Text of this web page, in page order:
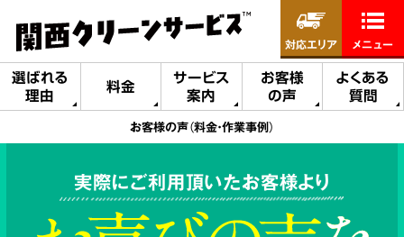
選ばれる
理由
料金
サービス
案内
お客様
の声
よくある
質問
対応エリア メニュー
お客様の声（料金・作業事例）
実際にご利用頂いたお客様より